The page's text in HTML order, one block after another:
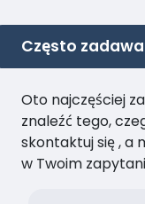
Często
Oto najczęściej
znaleźć tego,
skontaktuj się , a
w Twoim